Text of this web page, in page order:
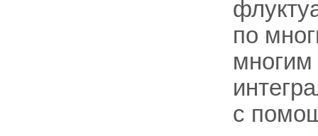
по
многим
с